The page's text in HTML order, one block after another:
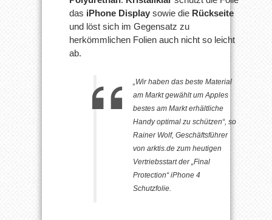
das iPhone Display sowie die Rückseite
und löst sich im Gegensatz zu
herkömmlichen Folien auch nicht so leicht
ab.
„Wir haben das beste Material
am Markt gewählt um Apples
bestes am Markt erhältliche
Handy optimal zu schützen“, so
Rainer Wolf, Geschäftsführer
von arktis.de zum heutigen
Vertriebsstart der „Final
Protection“ iPhone 4
Schutzfolie.